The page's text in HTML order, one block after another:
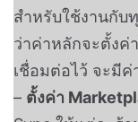
สำหรับใช้งานกับ
ว่าค่าหลักจะตั้งค่
เชื่อมต่อไว้ จะมี
– ตั้งค่า